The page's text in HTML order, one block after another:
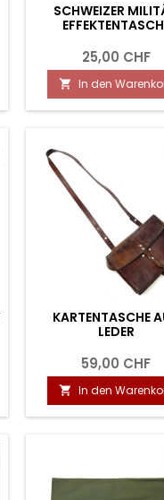
SCHWEIZER
25,00 CHF
 In den
KARTENTASCHE
LEDER
59,00 CHF
 In den